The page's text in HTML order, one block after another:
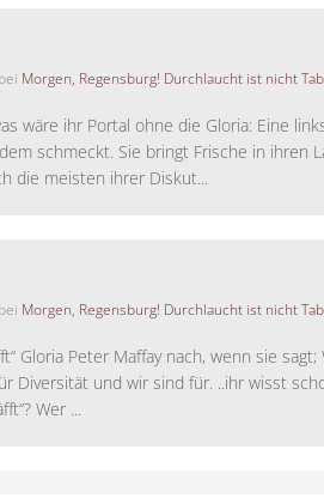
Morgen, Regensburg! Durchlaucht ist nicht
wäre ihr Portal ohne die Gloria: Eine
schmeckt. Sie bringt Frische in ihren
die meisten ihrer Diskut...
Morgen, Regensburg! Durchlaucht ist nicht
Gloria Peter Maffay nach, wenn sie
Diversität und wir sind für. ..ihr wisst
Wer ...